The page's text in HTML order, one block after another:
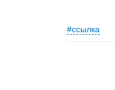
#ссылка